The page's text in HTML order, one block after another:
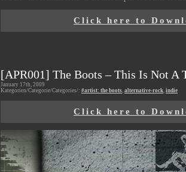
Click here to
[APR001] The Boots – This Is Not A
January 17th, 2009
Kategorien/Categorie/Categories/: #artist: the boots, alternative-rock, indie
Click here to